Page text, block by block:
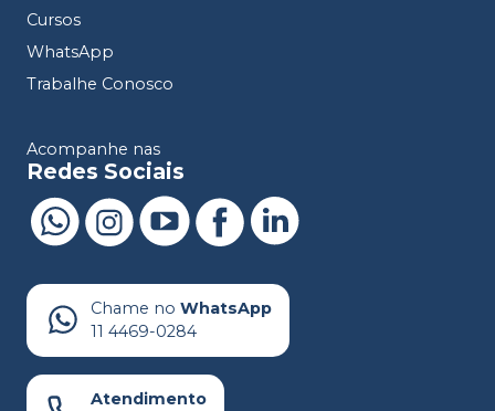
Cursos
WhatsApp
Trabalhe Conosco
Acompanhe nas
Redes Sociais
Chame no WhatsApp
11 4469-0284
Atendimento